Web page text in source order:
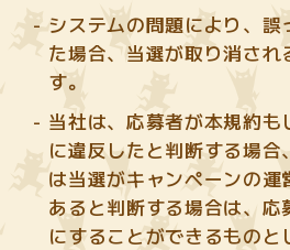
システムの問題により、
た場合、当選が取り消され
す。
当社は、応募者が本規約も
に違反したと判断する場合
は当選がキャンペーンの
あると判断する場合は、
にすることができるものと